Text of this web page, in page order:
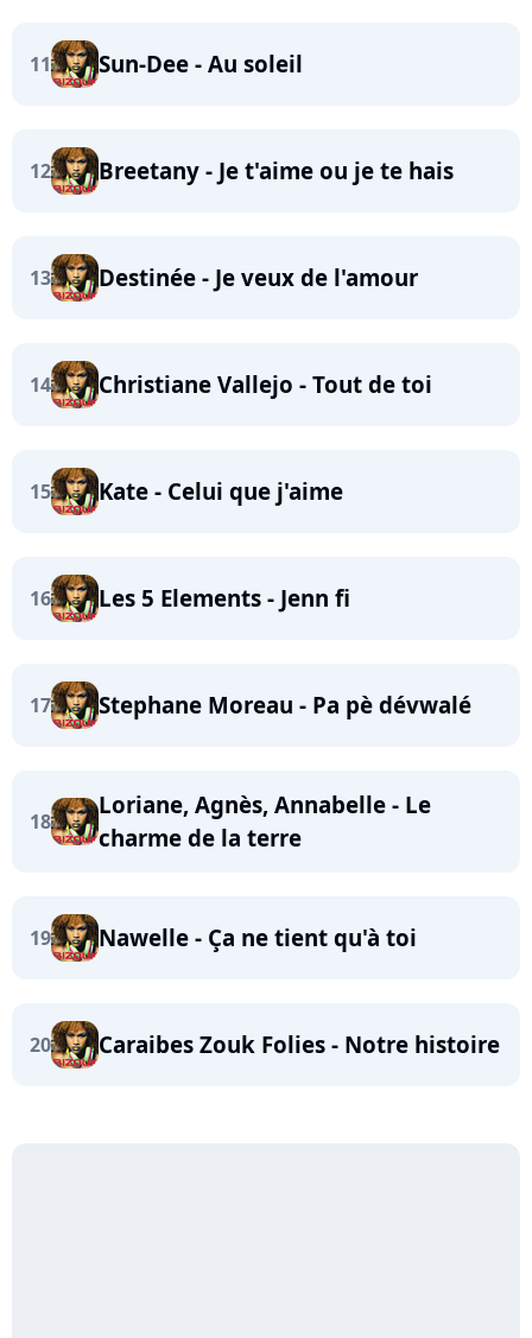
11 Sun-Dee - Au soleil
12 Breetany - Je t'aime ou je te hais
13 Destinée - Je veux de l'amour
14 Christiane Vallejo - Tout de toi
15 Kate - Celui que j'aime
16 Les 5 Elements - Jenn fi
17 Stephane Moreau - Pa pè dévwalé
18
Loriane, Agnès, Annabelle - Le
charme de la terre
19 Nawelle - Ça ne tient qu'à toi
20 Caraibes Zouk Folies - Notre histoire